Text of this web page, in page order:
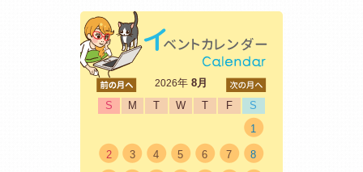
2026年8月
S
M T W T F
S
1
2 3 4 5 6 7 8